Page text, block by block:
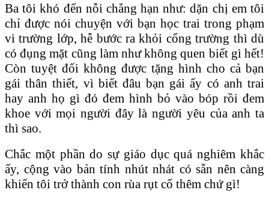
Ba tôi khó đến nỗi chẳng hạn như: dặn chị em tôi
chỉ được nói chuyện với bạn học trai trong phạm
vi trường lớp, hễ bước ra khỏi cổng trường thì dù
có đụng mặt cũng làm như không quen biết gì hết!
Còn tuyệt đối không được tặng hình cho cả bạn
gái thân thiết, vì biết đâu bạn gái ấy có anh trai
hay anh họ gì đó đem hình bỏ vào bóp rồi đem
khoe với mọi người đây là người yêu của anh ta
thì sao.
Chắc một phần do sự giáo dục quá nghiêm khắc
ấy, cộng vào bản tính nhút nhát có sẵn nên càng
khiến tôi trở thành con rùa rụt cổ thêm chứ gì!